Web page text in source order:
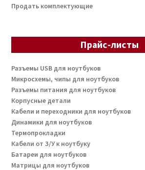
Продать комплектующие
Прайс-листы
Разъемы USB для ноутбуков
Микросхемы, чипы для ноутбуков
Разъемы питания для ноутбуков
Корпусные детали
Кабели и переходники для ноутбуков
Динамики для ноутбуков
Термопрокладки
Кабели от З/У к ноутбуку
Батареи для ноутбуков
Матрицы для ноутбуков